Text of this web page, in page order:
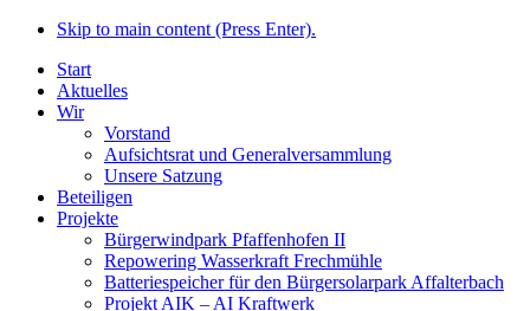
Skip to main content (Press Enter).
Start
Aktuelles
Wir
Vorstand
Aufsichtsrat und Generalversammlung
Unsere Satzung
Beteiligen
Projekte
Bürgerwindpark Pfaffenhofen II
Repowering Wasserkraft Frechmühle
Batteriespeicher für den Bürgersolarpark Affalterbach
Projekt AIK – AI Kraftwerk